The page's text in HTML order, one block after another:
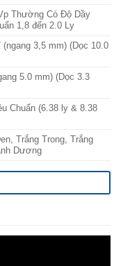
Thường Có Độ Dầy
1,8 đến 2.0 Ly
(ngang 3,5 mm) (Dọc 10.0
5.0 mm) (Dọc 3.3
Chuẩn (6.38 ly & 8.38
Trắng Trong, Trắng
Dương